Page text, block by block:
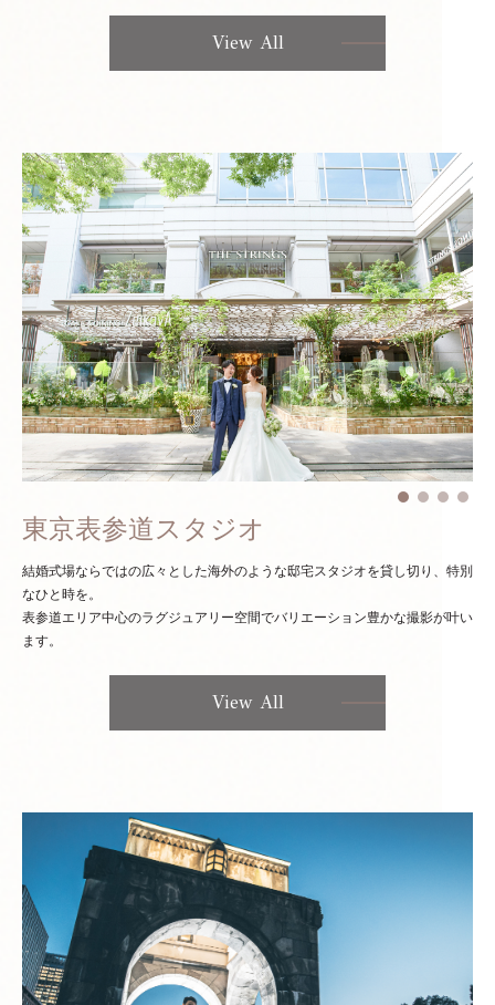
View All
東京表参道スタジオ
結婚式場ならではの広々とした海外のような邸宅スタジオを貸し切り、特別
なひと時を。
表参道エリア中心のラグジュアリー空間でバリエーション豊かな撮影が叶い
ます。
View All